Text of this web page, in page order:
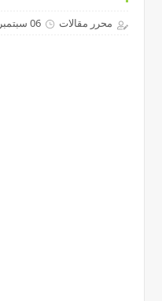
محرر مقالات 06 سبتمبر 2021